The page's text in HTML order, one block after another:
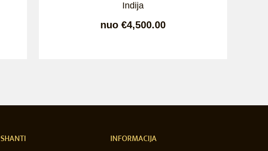
Indija
nuo €4,500.00
SHANTI INFORMACIJA